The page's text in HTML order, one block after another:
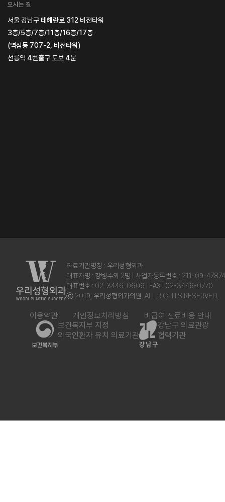
오시는 길
서울 강남구 테헤란로 312 비전타워
3층/5층/7층/11층/16층/17층
(역삼동 707-2, 비전타워)
선릉역 4번출구 도보 4분
의료기관명칭 : 우리성형외과
대표자명 : 강병수외 2명 | 사업자등록번호 : 211-09-47874
대표번호 : 02-3446-0606 | FAX : 02-3446-0770
ⓒ 2019, 우리성형외과의원. ALL RIGHTS RESERVED.
이용약관 개인정보처리방침
비급여 진료비용 안내
보건복지부 지정
외국인환자 유치 의료기관
강남구 의료관광
협력기관